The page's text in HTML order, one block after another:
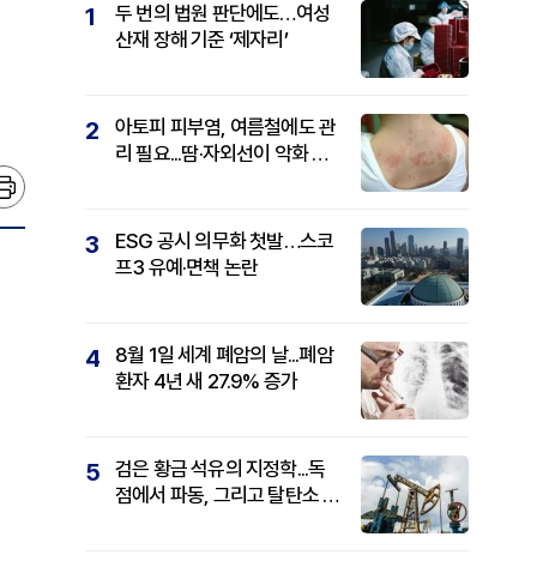
1
두 번의 법원 판단에도…여성
산재 장해 기준 ‘제자리’
2
아토피 피부염, 여름철에도 관
리 필요...땀·자외선이 악화 요
3
ESG 공시 의무화 첫발…스코
프3 유예·면책 논란
4
8월 1일 세계 폐암의 날...폐암
환자 4년 새 27.9% 증가
5
검은 황금 석유의 지정학...독
점에서 파동, 그리고 탈탄소 패